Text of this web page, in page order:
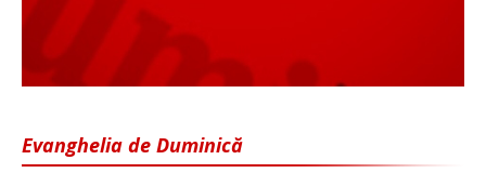
Evanghelia de Duminică